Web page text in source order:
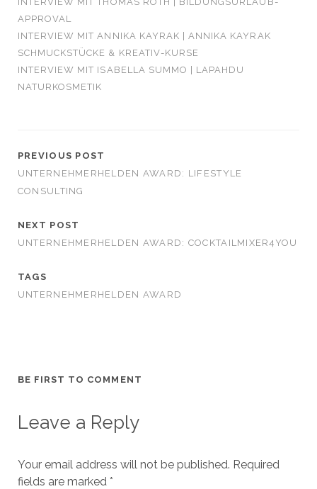
APPROVAL
INTERVIEW MIT ANNIKA KAYRAK | ANNIKA KAYRAK
SCHMUCKSTÜCKE & KREATIV-KURSE
INTERVIEW MIT ISABELLA SUMMO | LAPAHDU
NATURKOSMETIK
PREVIOUS POST
UNTERNEHMERHELDEN AWARD: LIFESTYLE
CONSULTING
NEXT POST
UNTERNEHMERHELDEN AWARD: COCKTAILMIXER4YOU
TAGS
UNTERNEHMERHELDEN AWARD
BE FIRST TO COMMENT
Leave a Reply
Your email address will not be published. Required
fields are marked *